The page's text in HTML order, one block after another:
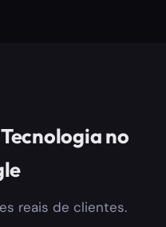
no
reais de clientes.